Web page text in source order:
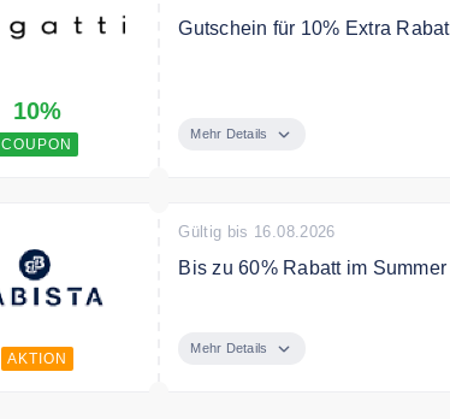
10%
COUPON
Gutschein für 10% Extra
Mehr Details
AKTION
Gültig bis 16.08.2026
Bis zu 60% Rabatt im
Mehr Details